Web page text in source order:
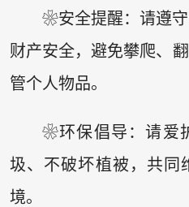
❀安全提醒：请遵
财产安全，避免攀爬、
管个人物品。
❀环保倡导：请爱
圾、不破坏植被，共同
境。